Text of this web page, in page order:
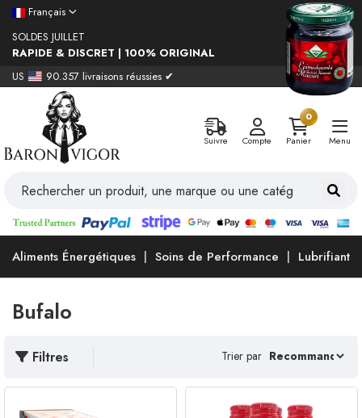
Français
SOLDES JUILLET
RAPIDE & DISCRET | 100% ORIGINAL
US
90.357 livraisons réussies ✔
Suivre Compte
0
Panier
Menu
Aliments Énergétiques Soins de Performance Lubrifiants
Bufalo
Filtres Trier par